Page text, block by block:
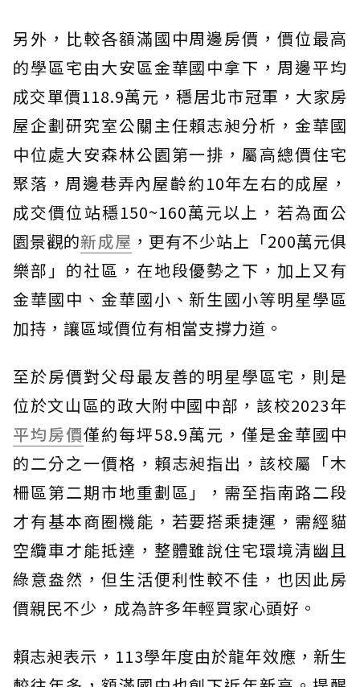
另外，比較各額滿國中周邊房價，價位最高
的學區宅由大安區金華國中拿下，周邊平均
成交單價118.9萬元，穩居北市冠軍，大家房
屋企劃研究室公關主任賴志昶分析，金華國
中位處大安森林公園第一排，屬高總價住宅
聚落，周邊巷弄內屋齡約10年左右的成屋，
成交價位站穩150~160萬元以上，若為面公
園景觀的新成屋 ，更有不少站上「200萬元俱
樂部」的社區，在地段優勢之下，加上又有
金華國中、金華國小、新生國小等明星學區
加持，讓區域價位有相當支撐力道。
至於房價對父母最友善的明星學區宅，則是
位於文山區的政大附中國中部，該校2023年
平均房價僅約每坪58.9萬元，僅是金華國中
的二分之一價格，賴志昶指出，該校屬「木
柵區第二期市地重劃區」，需至指南路二段
才有基本商圈機能，若要搭乘捷運，需經貓
空纜車才能抵達，整體雖說住宅環境清幽且
綠意盎然，但生活便利性較不佳，也因此房
價親民不少，成為許多年輕買家心頭好。
賴志昶表示，113學年度由於龍年效應，新生